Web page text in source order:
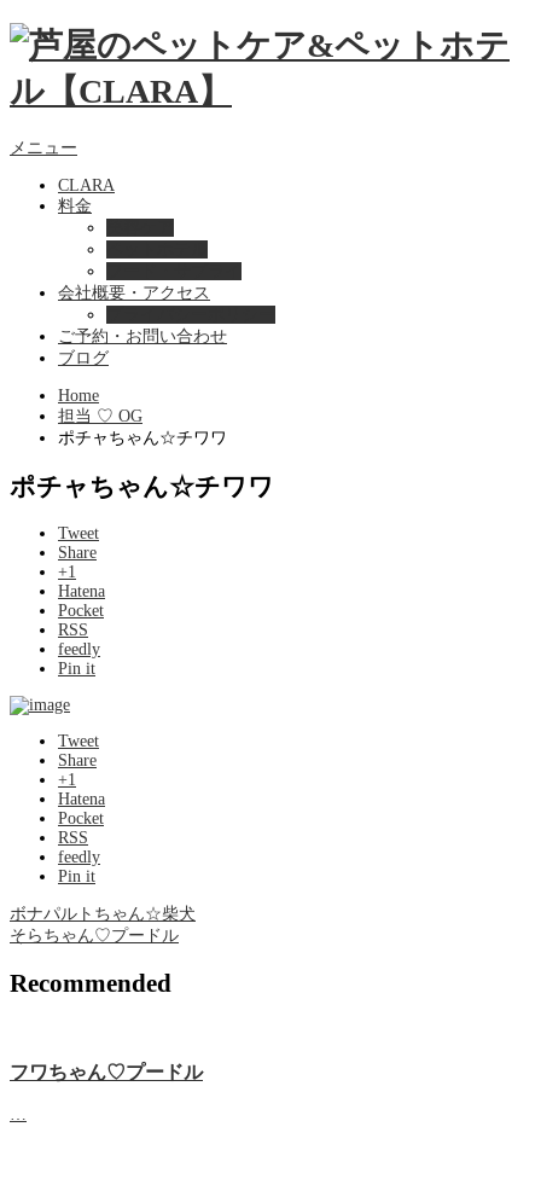
メニュー
CLARA
料金
会社概要・アクセス
ご予約・お問い合わせ
ブログ
Home
担当 ♡ OG
ポチャちゃん☆チワワ
ポチャちゃん☆チワワ
Tweet
Share
+1
Hatena
Pocket
RSS
feedly
Pin it
Tweet
Share
+1
Hatena
Pocket
RSS
feedly
Pin it
ボナパルトちゃん☆柴犬
そらちゃん♡プードル
Recommended
フワちゃん♡プードル